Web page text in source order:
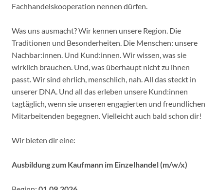
Fachhandelskooperation nennen dürfen.
Was uns ausmacht? Wir kennen unsere Region. Die
Traditionen und Besonderheiten. Die Menschen: unsere
Nachbar:innen. Und Kund:innen. Wir wissen, was sie
wirklich brauchen. Und, was überhaupt nicht zu ihnen
passt. Wir sind ehrlich, menschlich, nah. All das steckt in
unserer DNA. Und all das erleben unsere Kund:innen
tagtäglich, wenn sie unseren engagierten und freundlichen
Mitarbeitenden begegnen. Vielleicht auch bald schon dir!
Wir bieten dir eine:
Ausbildung zum Kaufmann im Einzelhandel (m/w/x)